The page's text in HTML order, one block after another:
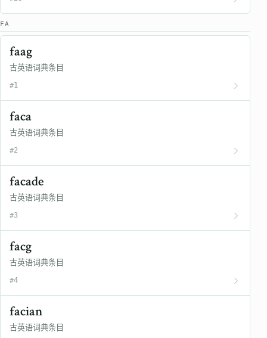
FA
faag
古英语词典条目
#1
faca
古英语词典条目
#2
facade
古英语词典条目
#3
facg
古英语词典条目
#4
facian
古英语词典条目